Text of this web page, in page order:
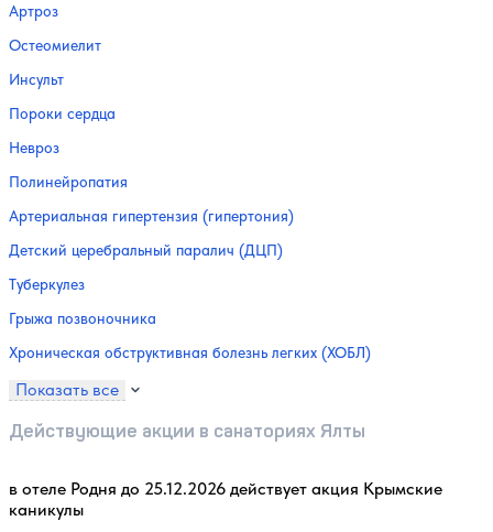
Артроз
Остеомиелит
Инсульт
Пороки сердца
Невроз
Полинейропатия
Артериальная гипертензия (гипертония)
Детский церебральный паралич (ДЦП)
Туберкулез
Грыжа позвоночника
Хроническая обструктивная болезнь легких (ХОБЛ)
Показать все
Действующие акции в санаториях Ялты
в отеле Родня до 25.12.2026 действует акция Крымские
каникулы